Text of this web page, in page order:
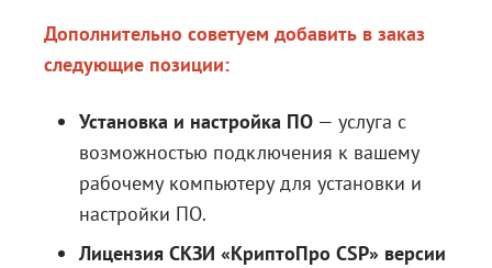
Дополнительно советуем добавить в заказ
следующие позиции:
Установка и настройка ПО — услуга с
возможностью подключения к вашему
рабочему компьютеру для установки и
настройки ПО.
Лицензия СКЗИ «КриптоПро CSP» версии